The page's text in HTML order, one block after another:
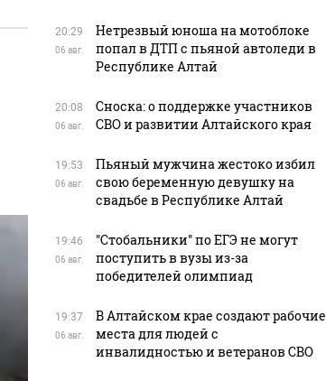
20:29
06 авг.
Нетрезвый юноша на мотоблоке
попал в ДТП с пьяной автоледи в
Республике Алтай
20:08
06 авг.
Сноска: о поддержке участников
СВО и развитии Алтайского края
19:53
06 авг.
Пьяный мужчина жестоко избил
свою беременную девушку на
свадьбе в Республике Алтай
19:46
06 авг.
"Стобальники" по ЕГЭ не могут
поступить в вузы из-за
победителей олимпиад
19:37
06 авг.
В Алтайском крае создают рабочие
места для людей с
инвалидностью и ветеранов СВО